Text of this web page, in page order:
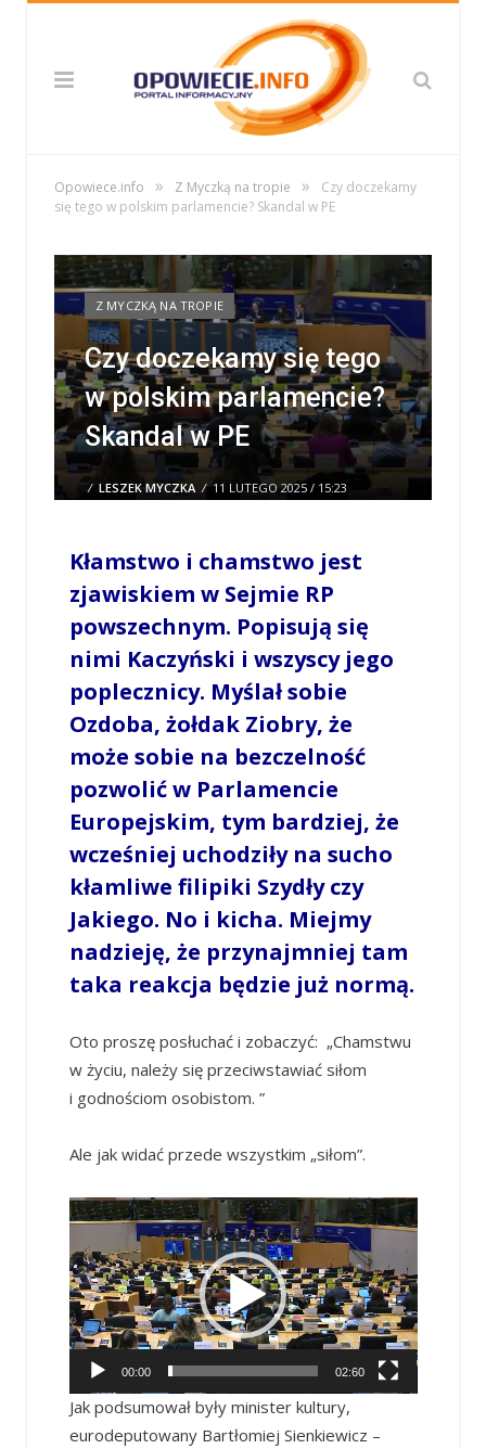
Opowiece.info » Z Myczką na tropie »
Czy doczekamy
się tego w polskim parlamencie? Skandal w PE
Z MYCZKĄ NA TROPIE
Czy doczekamy się tego
w polskim parlamencie?
Skandal w PE
/ LESZEK MYCZKA / 11 LUTEGO 2025 / 15:23
0 COMMENTS
Kłamstwo i chamstwo jest
zjawiskiem w Sejmie RP
powszechnym. Popisują się
nimi Kaczyński i wszyscy jego
poplecznicy. Myślał sobie
Ozdoba, żołdak Ziobry, że
może sobie na bezczelność
pozwolić w Parlamencie
Europejskim, tym bardziej, że
wcześniej uchodziły na sucho
kłamliwe filipiki Szydły czy
Jakiego. No i kicha. Miejmy
nadzieję, że przynajmniej tam
taka reakcja będzie już normą.
Oto proszę posłuchać i zobaczyć: „Chamstwu
w życiu, należy się przeciwstawiać siłom
i godnościom osobistom. ”
Ale jak widać przede wszystkim „siłom”.
Odtwarzacz
00:00 02:60
Jak podsumował były minister kultury,
eurodeputowany Bartłomiej Sienkiewicz –